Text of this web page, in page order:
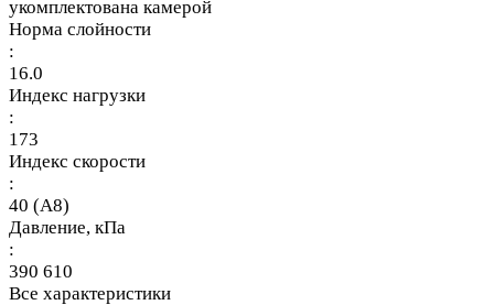
укомплектована камерой
Норма слойности
:
16.0
Индекс нагрузки
:
173
Индекс скорости
:
40 (A8)
Давление, кПа
:
390 610
Все характеристики